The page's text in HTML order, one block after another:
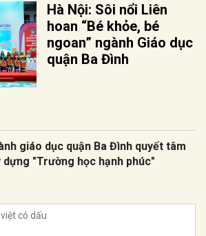
Hà Nội: Sôi nổi Liên
hoan “Bé khỏe, bé
ngoan” ngành Giáo dục
quận Ba Đình
giáo dục quận Ba Đình quyết tâm
dựng "Trường học hạnh phúc"